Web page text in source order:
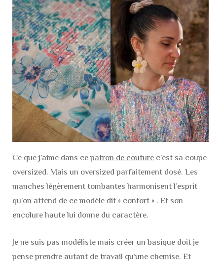
Ce que j’aime dans cepatron de couture c’est sa coupe
oversized. Mais un oversized parfaitement dosé. Les
manches légèrement tombantes harmonisent l’esprit
qu’on attend de ce modèle dit « confort » . Et son
encolure haute lui donne du caractère.
Je ne suis pas modéliste mais créer un basique doit je
pense prendre autant de travail qu’une chemise. Et